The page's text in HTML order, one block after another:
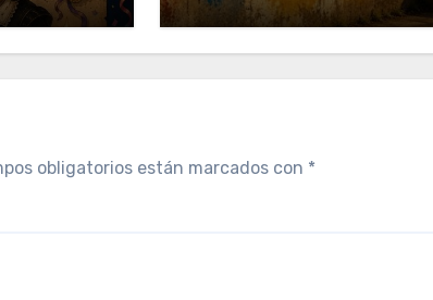
obligatorios están marcados con *